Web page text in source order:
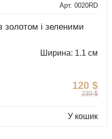
Арт. 0020RD
золотом і зеленими
Ширина: 1.1 см
120 $
239 $
У кошик